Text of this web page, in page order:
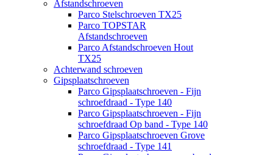
Afstandschroeven
Parco Stelschroeven TX25
Parco TOPSTAR
Afstandschroeven
Parco Afstandschroeven Hout
TX25
Achterwand schroeven
Gipsplaatschroeven
Parco Gipsplaatschroeven - Fijn
schroefdraad - Type 140
Parco Gipsplaatschroeven - Fijn
schroefdraad Op band - Type 140
Parco Gipsplaatschroeven Grove
schroefdraad - Type 141